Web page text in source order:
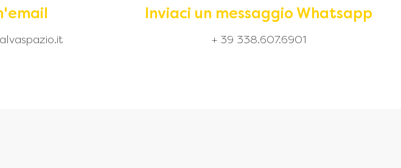
Inviaci un messaggio Whatsapp
+ 39 338.607.6901